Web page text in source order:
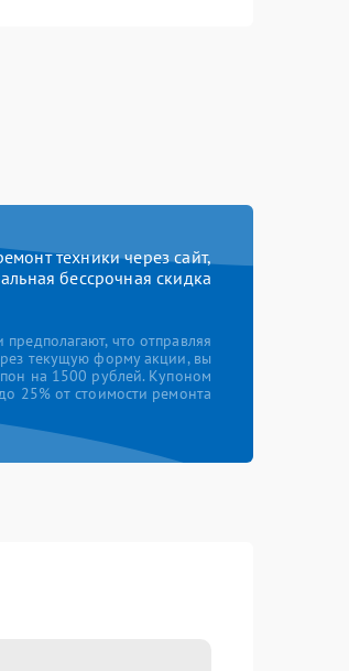
техники через сайт,
бессрочная скидка
предполагают, что отправляя
текущую форму акции, вы
на 1500 рублей. Купоном
25% от стоимости ремонта